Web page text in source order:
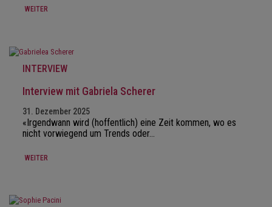
WEITER
INTERVIEW
Interview mit Gabriela Scherer
31. Dezember 2025
«Irgendwann wird (hoffentlich) eine Zeit kommen, wo es
nicht vorwiegend um Trends oder…
WEITER